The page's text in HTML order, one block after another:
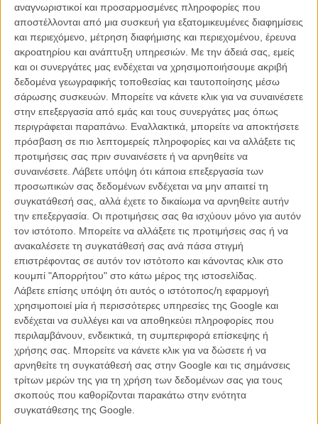
αναγνωριστικοί και προσαρμοσμένες πληροφορίες που
αποστέλλονται από μια συσκευή για εξατομικευμένες διαφημίσεις
και περιεχόμενο, μέτρηση διαφήμισης και περιεχομένου, έρευνα
ακροατηρίου και ανάπτυξη υπηρεσιών. Με την άδειά σας, εμείς
και οι συνεργάτες μας ενδέχεται να χρησιμοποιήσουμε ακριβή
δεδομένα γεωγραφικής τοποθεσίας και ταυτοποίησης μέσω
σάρωσης συσκευών. Μπορείτε να κάνετε κλικ για να συναινέσετε
στην επεξεργασία από εμάς και τους συνεργάτες μας όπως
περιγράφεται παραπάνω. Εναλλακτικά, μπορείτε να αποκτήσετε
πρόσβαση σε πιο λεπτομερείς πληροφορίες και να αλλάξετε τις
προτιμήσεις σας πριν συναινέσετε ή να αρνηθείτε να
συναινέσετε. Λάβετε υπόψη ότι κάποια επεξεργασία των
προσωπικών σας δεδομένων ενδέχεται να μην απαιτεί τη
συγκατάθεσή σας, αλλά έχετε το δικαίωμα να αρνηθείτε αυτήν
την επεξεργασία. Οι προτιμήσεις σας θα ισχύουν μόνο για αυτόν
τον ιστότοπο. Μπορείτε να αλλάξετε τις προτιμήσεις σας ή να
ανακαλέσετε τη συγκατάθεσή σας ανά πάσα στιγμή
επιστρέφοντας σε αυτόν τον ιστότοπο και κάνοντας κλικ στο
κουμπί "Απορρήτου" στο κάτω μέρος της ιστοσελίδας.
Λάβετε επίσης υπόψη ότι αυτός ο ιστότοπος/η εφαρμογή
χρησιμοποιεί μία ή περισσότερες υπηρεσίες της Google και
ενδέχεται να συλλέγει και να αποθηκεύει πληροφορίες που
περιλαμβάνουν, ενδεικτικά, τη συμπεριφορά επίσκεψης ή
χρήσης σας. Μπορείτε να κάνετε κλικ για να δώσετε ή να
αρνηθείτε τη συγκατάθεσή σας στην Google και τις σημάνσεις
τρίτων μερών της για τη χρήση των δεδομένων σας για τους
σκοπούς που καθορίζονται παρακάτω στην ενότητα
συγκατάθεσης της Google.
Με αυτή την αναφορά απάντησε ο Τζούλιαν Σνάμπελ σε ερώτηση,
κατά τη διάρκεια της συνέντευξης Τύπου της νέας του ταινίας «The
Hand of Dante» που μόλις έκανε πρεμίερα, εκτός διαγωνιστικού
τμήματος, στο 82ο Διεθνές Φεστιβάλ Κινηματογράφου της Βενετίας.
Εκοψε στην πραγματικότητα και τη συζήτηση, λέγοντας πως δεν
έχει να πει κάτι περισσότερο πάνω στο θέμα και πως βρίσκεται στη
συνέντευξη για να μιλήσει για την ταινία του.
Το 82ο Διεθνές Φεστιβάλ Κινηματογράφου της Βενετίας
διεξάγεται φέτος από τις 27 Αυγούστου μέχρι τις 6
Σεπτεμβρίου. Το Flix βρίσκεται εκεί για να σας μεταφέρει,
ζωντανά, όλα όσα συμβαίνουν μέσα και έξω από τις αίθουσες.
Συντονιστείτε στο
ειδικό stream
του Flix που ανανεώνεται
συνεχώς.
Ο λόγος βέβαια για την Γκαλ Γκαντότ και τον Τζέραρντ Μπάτλερ, οι
οποίοι δεν ήρθαν στην Βενετία παρόλο που ήταν επίσημοι
καλεσμένοι του Φεστιβάλ. Κι αυτό γιατί, λίγο πριν την αρχή του
Φεστιβάλ, η κίνηση Venice4Palestine, ανάμεσα στα αιτήματα που
έθεσε στους υπεύθυνους του Φεστιβάλ ήταν να ανακαλέσουν την
πρόσκληση προς τους δύο πρωταγωνιστές, εξαιτίας των θέσεών
τους υπερ του Ισραήλ.
Η Γκαλ Γκαντότ, ισραηλινής καταγωγής, υπήρξε στρατιώτης του
ισραηλινού στρατού όπως είναι υποχρεωτικό στη χώρα, ενώ με
πρόσφατες δηλώσεις της αρνήθηκε να αναγνωρίσει τη γενοκτονία
στη Γάζα. Ο Μπάτλερ, από την άλλη, δεν έχει κάνει κάποια δημόσια
δήλωση, αλλά το 2018 είχε παρευρεθεί σε μια εκδήλωση για Φίλους